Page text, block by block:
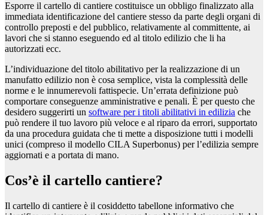
Esporre il cartello di cantiere costituisce un obbligo finalizzato alla
immediata identificazione del cantiere stesso da parte degli organi di
controllo preposti e del pubblico, relativamente al committente, ai
lavori che si stanno eseguendo ed al titolo edilizio che li ha
autorizzati ecc.
L’individuazione del titolo abilitativo per la realizzazione di un
manufatto edilizio non è cosa semplice, vista la complessità delle
norme e le innumerevoli fattispecie. Un’errata definizione può
comportare conseguenze amministrative e penali. È per questo che
desidero suggerirti un software per i titoli abilitativi in edilizia che
può rendere il tuo lavoro più veloce e al riparo da errori, supportato
da una procedura guidata che ti mette a disposizione tutti i modelli
unici (compreso il modello CILA Superbonus) per l’edilizia sempre
aggiornati e a portata di mano.
Cos’è il cartello cantiere?
Il cartello di cantiere è il cosiddetto tabellone informativo che